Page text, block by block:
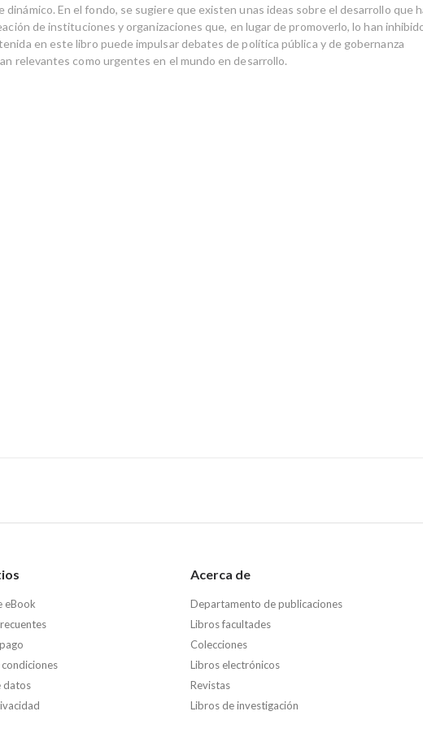
dinámico. En el fondo, se sugiere que existen unas ideas sobre el desarrollo que
de instituciones y organizaciones que, en lugar de promoverlo, lo han
en este libro puede impulsar debates de política pública y de gobernanza
relevantes como urgentes en el mundo en desarrollo.
eBook
datos
Acerca de
Departamento de publicaciones
Libros facultades
Colecciones
Libros electrónicos
Revistas
Libros de investigación